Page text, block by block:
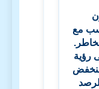
مع
رؤية